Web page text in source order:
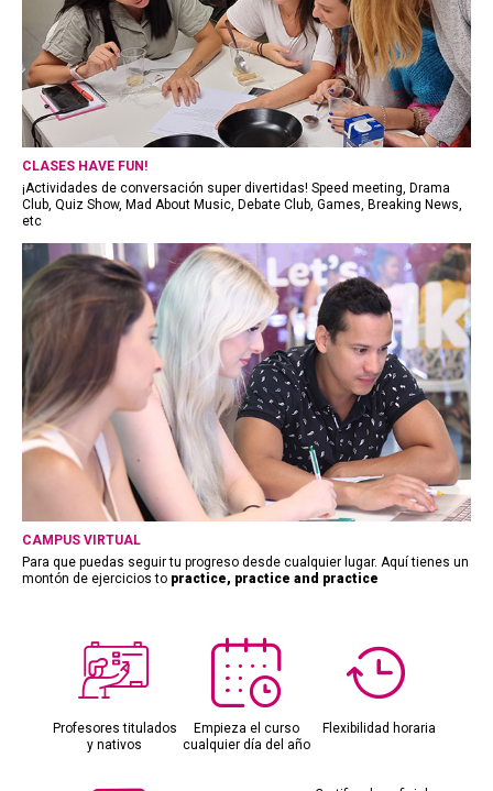
CLASES HAVE FUN!
¡Actividades de conversación super divertidas! Speed meeting, Drama
Club, Quiz Show, Mad About Music, Debate Club, Games, Breaking News,
etc
CAMPUS VIRTUAL
Para que puedas seguir tu progreso desde cualquier lugar. Aquí tienes un
montón de ejercicios to practice, practice and practice
Profesores titulados
y nativos
Empieza el curso
cualquier día del año
Flexibilidad horaria